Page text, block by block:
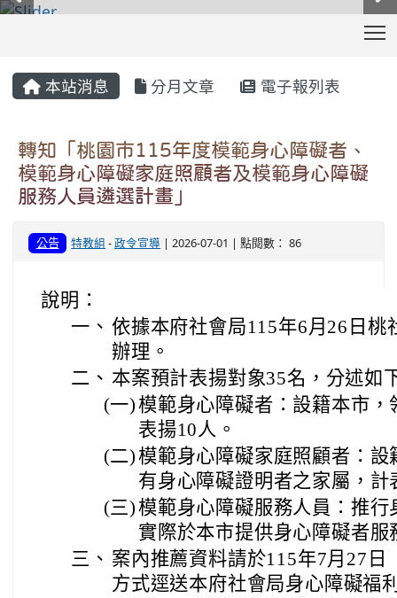
本站消息 分月文章 電子報列表
轉知「桃園市115年度模範身心障礙者、
模範身心障礙家庭照顧者及模範身心障礙
服務人員遴選計畫」
公告 特教組 -政令宣導 | 2026-07-01 | 點閱數： 86
說明：
一、 依據本府社會局115年6月26日桃
辦理。
二、 本案預計表揚對象35名，分述如
(一)模範身心障礙者：設籍本市
表揚10人。
(二)模範身心障礙家庭照顧者：
有身心障礙證明者之家屬，計
(三)模範身心障礙服務人員：推
實際於本市提供身心障礙者服
三、 案內推薦資料請於115年7月27日
方式逕送本府社會局身心障礙福